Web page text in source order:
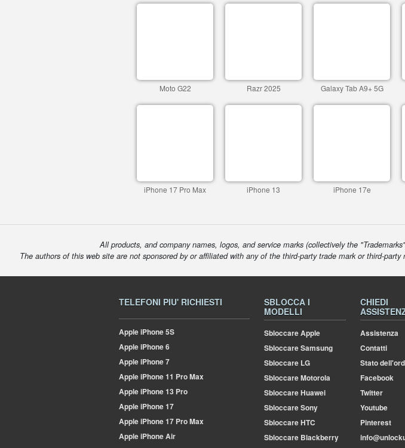
Moto G22 Razr 2025 Galaxy Tab A9+ 5G
iPhone 17 Pro Max iPhone 13 iPhone 17e
All products, and company names, logos, and service marks (collectively the
The authors of this web site are not sponsored by or affiliated with any of the third-party trade mark or third-
TELEFONI PIU' RICHIESTI
AppleiPhone 5S
AppleiPhone 6
AppleiPhone 7
AppleiPhone 11 Pro Max
AppleiPhone 13 Pro
AppleiPhone 17
AppleiPhone 17 Pro Max
AppleiPhone Air
SBLOCCA I
MODELLI
Sbloccare Apple
Sbloccare Samsung
Sbloccare LG
Sbloccare Motorola
Sbloccare Huawei
Sbloccare Sony
Sbloccare HTC
Sbloccare Blackberry
CHIEDI
Assistenza
Contatti
Stato
Facebook
Twitter
Youtube
Pinterest